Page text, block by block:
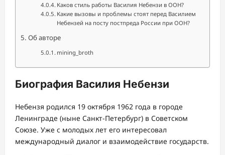
Каков стиль работы Василия Небензи в ООН?
Какие вызовы и проблемы стоят перед Василием
Небензей на посту постпреда России при ООН?
Об авторе
mining_broth
Биография Василия Небензи
Небензя родился 19 октября 1962 года в городе
Ленинграде (ныне Санкт-Петербург) в Советском
Союзе. Уже с молодых лет его интересовал
международный диалог и взаимодействие государств.